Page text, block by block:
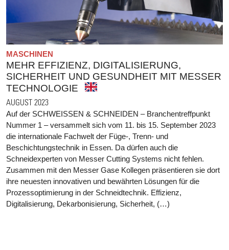
MASCHINEN
MEHR EFFIZIENZ, DIGITALISIERUNG,
SICHERHEIT UND GESUNDHEIT MIT MESSER
TECHNOLOGIE
AUGUST 2023
Auf der SCHWEISSEN & SCHNEIDEN – Branchentreffpunkt
Nummer 1 – versammelt sich vom 11. bis 15. September 2023
die internationale Fachwelt der Füge-, Trenn- und
Beschichtungstechnik in Essen. Da dürfen auch die
Schneidexperten von Messer Cutting Systems nicht fehlen.
Zusammen mit den Messer Gase Kollegen präsentieren sie dort
ihre neuesten innovativen und bewährten Lösungen für die
Prozessoptimierung in der Schneidtechnik. Effizienz,
Digitalisierung, Dekarbonisierung, Sicherheit, (…)